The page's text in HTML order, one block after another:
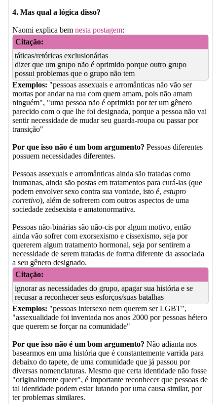
4. Mas qual a lógica disso?
Naomi explica bem nesta postagem:
Citação:
táticas/retóricas exclusionárias
dizer que um grupo não é oprimido porque outro grupo
possui problemas que o grupo não tem
Exemplos: "pessoas assexuais e arromânticas não vão ser
mortas por andar na rua com quem amam, pois não amam
ninguém", "uma pessoa não é oprimida por ter um gênero
parecido com o que lhe foi designada, porque a pessoa não vai
sentir necessidade de mudar seu guarda-roupa ou passar por
transição"
Por que isso não é um bom argumento? Pessoas diferentes
possuem necessidades diferentes.
Pessoas assexuais e arromânticas ainda são tratadas como
inumanas, ainda são postas em tratamentos para curá-las (que
podem envolver sexo contra sua vontade, isto é, estupro
corretivo), além de sofrerem com outros aspectos de uma
sociedade zedsexista e amatonormativa.
Pessoas não-binárias são não-cis por algum motivo, então
ainda vão sofrer com exorsexismo e cissexismo, seja por
quererem algum tratamento hormonal, seja por sentirem a
necessidade de serem tratadas de forma diferente da associada
a seu gênero designado.
Citação:
ignorar as necessidades do grupo, apagar sua história e se
recusar a reconhecer seus esforços/suas batalhas
Exemplos: "pessoas intersexo nem querem ser LGBT",
"assexualidade foi inventada nos anos 2000 por pessoas hétero
que querem se forçar na comunidade"
Por que isso não é um bom argumento? Não adianta nos
basearmos em uma história que é constantemente varrida para
debaixo do tapete, de uma comunidade que já passou por
diversas nomenclaturas. Mesmo que certa identidade não fosse
"originalmente queer", é importante reconhecer que pessoas de
tal identidade podem estar lutando por uma causa similar, por
ter problemas similares.